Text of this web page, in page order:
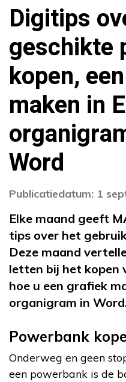
Digitips
geschikte
kopen,
maken in
Word
Publicatiedatum: 1
Elke maand geeft
tips over het
Deze maand
letten bij het kopen
hoe u een grafiek
organigram in
Powerbank
Onderweg en geen
een powerbank is de